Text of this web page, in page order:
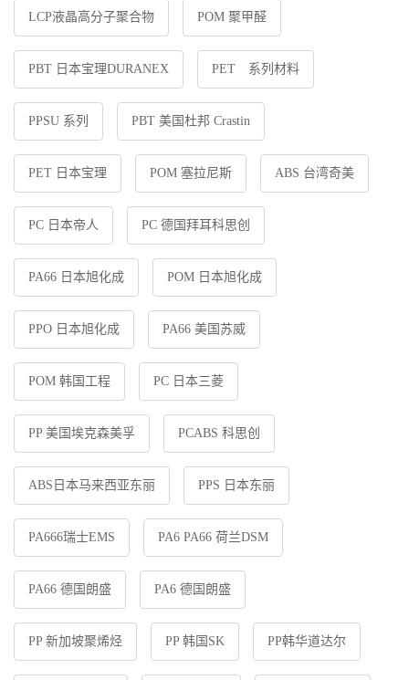
LCP液晶高分子聚合物 POM 聚甲醛
PBT 日本宝理DURANEX PET 系列材料
PPSU 系列 PBT 美国杜邦 Crastin
PET 日本宝理 POM 塞拉尼斯 ABS 台湾奇美
PC 日本帝人 PC 德国拜耳科思创
PA66 日本旭化成 POM 日本旭化成
PPO 日本旭化成 PA66 美国苏威
POM 韩国工程 PC 日本三菱
PP 美国埃克森美孚 PCABS 科思创
ABS日本马来西亚东丽 PPS 日本东丽
PA666瑞士EMS PA6 PA66 荷兰DSM
PA66 德国朗盛 PA6 德国朗盛
PP 新加坡聚烯烃 PP 韩国SK PP韩华道达尔